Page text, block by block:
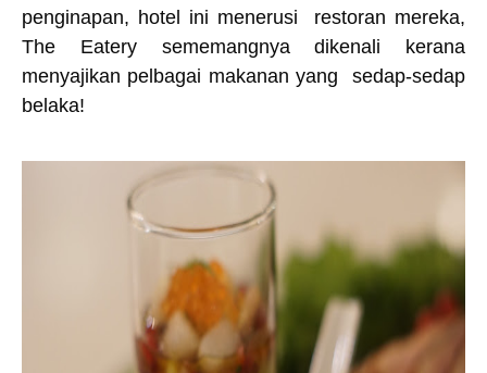
penginapan, hotel ini menerusi restoran mereka,
The Eatery sememangnya dikenali kerana
menyajikan pelbagai makanan yang sedap-sedap
belaka!